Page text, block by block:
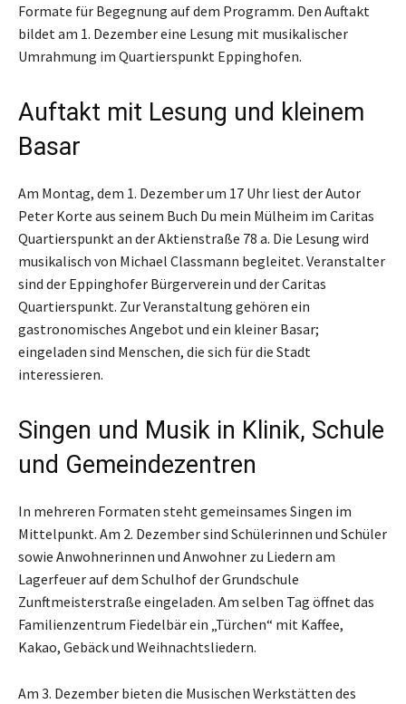
Formate für Begegnung auf dem Programm. Den Auftakt
bildet am 1. Dezember eine Lesung mit musikalischer
Umrahmung im Quartierspunkt Eppinghofen.
Auftakt mit Lesung und kleinem
Basar
Am Montag, dem 1. Dezember um 17 Uhr liest der Autor
Peter Korte aus seinem Buch Du mein Mülheim im Caritas
Quartierspunkt an der Aktienstraße 78 a. Die Lesung wird
musikalisch von Michael Classmann begleitet. Veranstalter
sind der Eppinghofer Bürgerverein und der Caritas
Quartierspunkt. Zur Veranstaltung gehören ein
gastronomisches Angebot und ein kleiner Basar;
eingeladen sind Menschen, die sich für die Stadt
interessieren.
Singen und Musik in Klinik, Schule
und Gemeindezentren
In mehreren Formaten steht gemeinsames Singen im
Mittelpunkt. Am 2. Dezember sind Schülerinnen und Schüler
sowie Anwohnerinnen und Anwohner zu Liedern am
Lagerfeuer auf dem Schulhof der Grundschule
Zunftmeisterstraße eingeladen. Am selben Tag öffnet das
Familienzentrum Fiedelbär ein „Türchen“ mit Kaffee,
Kakao, Gebäck und Weihnachtsliedern.
Am 3. Dezember bieten die Musischen Werkstätten des